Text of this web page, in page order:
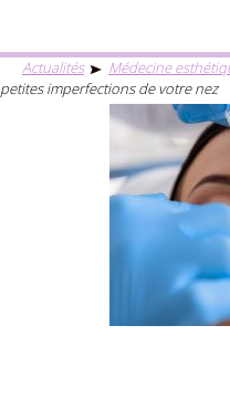
Actualités Médecine
petites imperfections de votre nez